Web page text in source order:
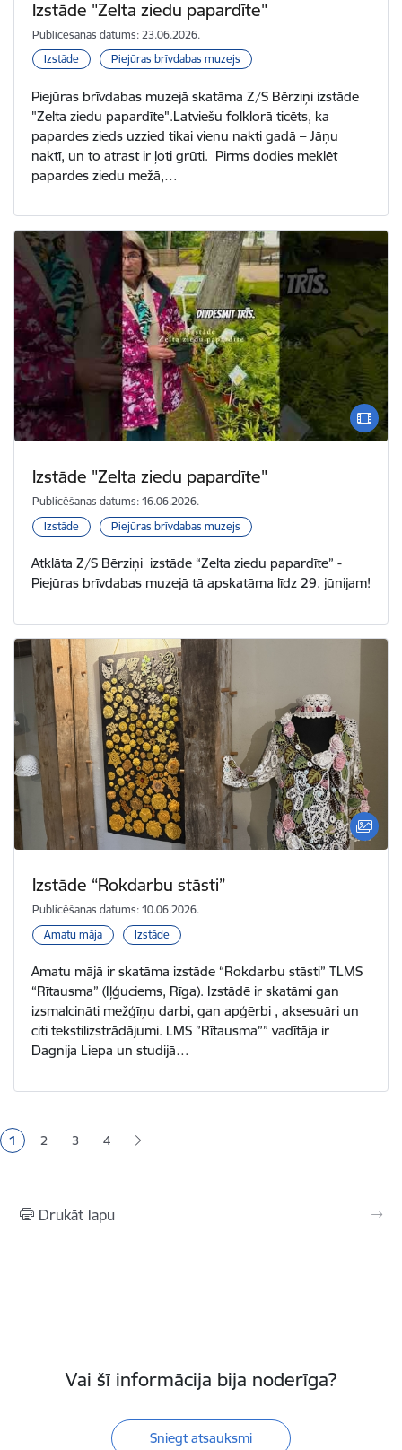
Izstāde "Zelta ziedu papardīte"
Publicēšanas datums: 23.06.2026.
Izstāde
Piejūras brīvdabas muzejs
Piejūras brīvdabas muzejā skatāma Z/S Bērziņi izstāde
"Zelta ziedu papardīte".Latviešu folklorā ticēts, ka
papardes zieds uzzied tikai vienu nakti gadā – Jāņu
naktī, un to atrast ir ļoti grūti. Pirms dodies meklēt
papardes ziedu mežā,…
Izstāde "Zelta ziedu papardīte"
Publicēšanas datums: 16.06.2026.
Izstāde
Piejūras brīvdabas muzejs
Atklāta Z/S Bērziņi izstāde “Zelta ziedu papardīte” -
Piejūras brīvdabas muzejā tā apskatāma līdz 29. jūnijam!
Izstāde “Rokdarbu stāsti”
Publicēšanas datums: 10.06.2026.
Amatu māja
Izstāde
Amatu mājā ir skatāma izstāde “Rokdarbu stāsti” TLMS
“Rītausma” (Iļģuciems, Rīga). Izstādē ir skatāmi gan
izsmalcināti mežģīņu darbi, gan apģērbi , aksesuāri un
citi tekstilizstrādājumi. LMS ”Rītausma”” vadītāja ir
Dagnija Liepa un studijā…
Pašreizējā lapa
1 Lapa
2 Lapa
3 Lapa
4
Drukāt lapu
Vai šī informācija bija noderīga?
Sniegt atsauksmi